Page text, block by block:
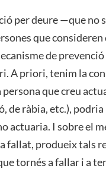
per deure —que no
que
de
A priori, tenim la
que creu
de ràbia, etc.),
actuaria. I sobre el
fallat, produeix tals
tornés a fallar i a